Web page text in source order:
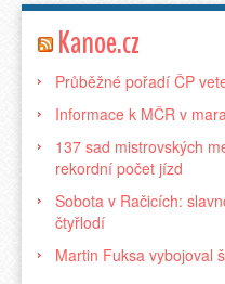
Kanoe.cz
Průběžné pořadí ČP
Informace k MČR v
137 sad mistrovských
rekordní počet jízd
Sobota v Račicích:
čtyřlodí
Martin Fuksa vybojoval